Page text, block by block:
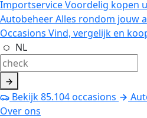
ImportserviceVoordelig kopen
AutobeheerAlles rondom jouw
Occasions Vind, vergelijk en
NL
Bekijk85.104occasions
Over ons